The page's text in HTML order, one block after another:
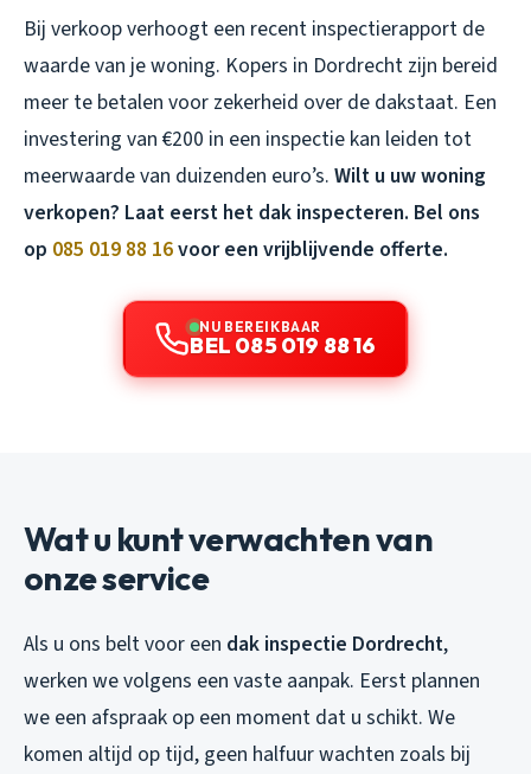
Bij verkoop verhoogt een recent inspectierapport de
waarde van je woning. Kopers in Dordrecht zijn bereid
meer te betalen voor zekerheid over de dakstaat. Een
investering van €200 in een inspectie kan leiden tot
meerwaarde van duizenden euro’s. Wilt u uw woning
verkopen? Laat eerst het dak inspecteren. Bel ons
op 085 019 88 16voor een vrijblijvende offerte.
NU BEREIKBAAR
BEL 085 019 88 16
Wat u kunt verwachten van
onze service
Als u ons belt voor een dak inspectie Dordrecht,
werken we volgens een vaste aanpak. Eerst plannen
we een afspraak op een moment dat u schikt. We
komen altijd op tijd, geen halfuur wachten zoals bij